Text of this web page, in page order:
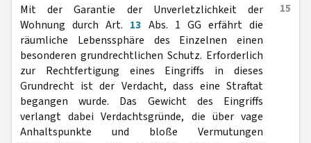
15
Mit der Garantie der Unverletzlichkeit der
Wohnung durch Art. 13 Abs. 1 GG erfährt die
räumliche Lebenssphäre des Einzelnen einen
besonderen grundrechtlichen Schutz. Erforderlich
zur Rechtfertigung eines Eingriffs in dieses
Grundrecht ist der Verdacht, dass eine Straftat
begangen wurde. Das Gewicht des Eingriffs
verlangt dabei Verdachtsgründe, die über vage
Anhaltspunkte und bloße Vermutungen